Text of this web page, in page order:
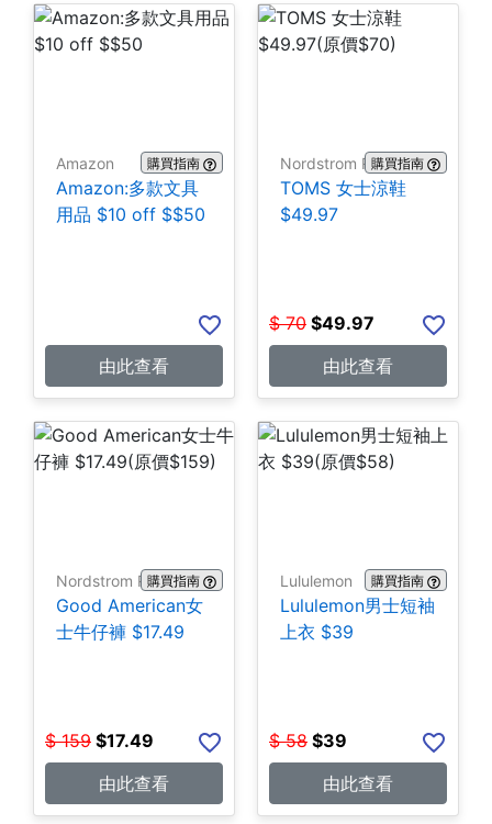
Amazon 購買指南
Amazon:多款文具
用品 $10 off $$50
由此查看
Nordstrom Rack購買指南
TOMS 女士涼鞋
$49.97
$ 70 $49.97
由此查看
Nordstrom Rack購買指南
Good American女
士牛仔褲 $17.49
$ 159 $17.49
由此查看
Lululemon 購買指南
Lululemon男士短袖
上衣 $39
$ 58 $39
由此查看